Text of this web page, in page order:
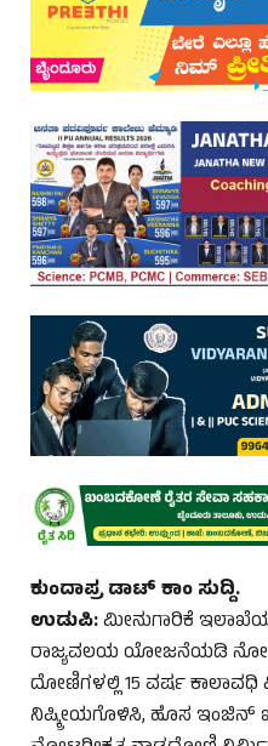
ಕುಂದಾಪ್ರ ಡಾಟ್‌ ಕಾಂ ಸುದ್ದಿ.
ಉಡುಪಿ:ಮೀನುಗಾರಿಕೆ
ರಾಜ್ಯವಲಯ ಯೋಜನೆಯಡಿ
ದೋಣಿಗಳಲ್ಲಿ 15 ವರ್ಷ
ನಿಷ್ಕ್ರೀಯಗೊಳಿಸಿ, ಹೊಸ ಇಂಜಿನ್